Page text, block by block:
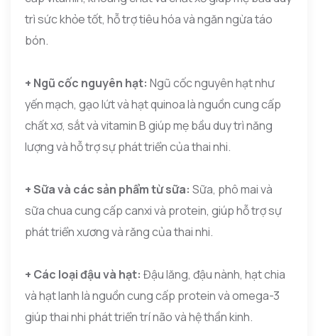
trì sức khỏe tốt, hỗ trợ tiêu hóa và ngăn ngừa táo
bón.
+ Ngũ cốc nguyên hạt: Ngũ cốc nguyên hạt như
yến mạch, gạo lứt và hạt quinoa là nguồn cung cấp
chất xơ, sắt và vitamin B giúp mẹ bầu duy trì năng
lượng và hỗ trợ sự phát triển của thai nhi.
+ Sữa và các sản phẩm từ sữa: Sữa, phô mai và
sữa chua cung cấp canxi và protein, giúp hỗ trợ sự
phát triển xương và răng của thai nhi.
+ Các loại đậu và hạt: Đậu lăng, đậu nành, hạt chia
và hạt lanh là nguồn cung cấp protein và omega-3
giúp thai nhi phát triển trí não và hệ thần kinh.